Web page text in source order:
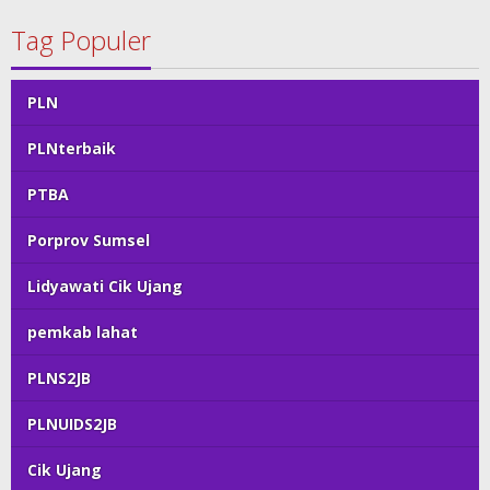
Tag Populer
PLN
PLNterbaik
PTBA
Porprov Sumsel
Lidyawati Cik Ujang
pemkab lahat
PLNS2JB
PLNUIDS2JB
Cik Ujang